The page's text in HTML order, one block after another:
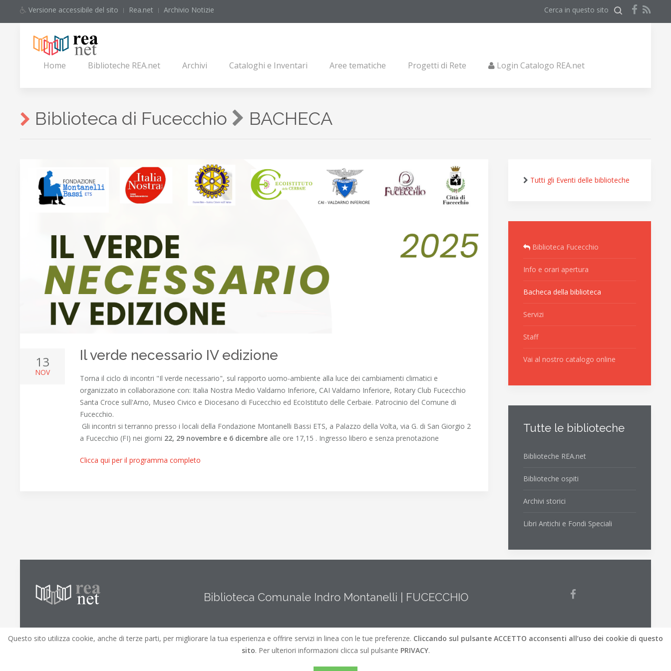
Versione accessibile del sito Rea.net Archivio Notizie Cerca in questo sito
Home Biblioteche REA.net Archivi Cataloghi e Inventari Aree tematiche Progetti di Rete Login Catalogo REA.net
Biblioteca di Fucecchio BACHECA
13
NOV
Il verde necessario IV edizione
Torna il ciclo di incontri "Il verde necessario", sul rapporto uomo-ambiente alla luce dei cambiamenti climatici e
organizzato in collaborazione con: Italia Nostra Medio Valdarno Inferiore, CAI Valdarno Inferiore, Rotary Club Fucecchio
Santa Croce sull'Arno, Museo Civico e Diocesano di Fucecchio ed EcoIstituto delle Cerbaie. Patrocinio del Comune di
Fucecchio.
Gli incontri si terranno presso i locali della Fondazione Montanelli Bassi ETS, a Palazzo della Volta, via G. di San Giorgio 2
a Fucecchio (FI) nei giorni 22, 29 novembre e 6 dicembre alle ore 17,15 . Ingresso libero e senza prenotazione
Clicca qui per il programma completo
Tutti gli Eventi delle biblioteche
Biblioteca Fucecchio
Info e orari apertura
Bacheca della biblioteca
Servizi
Staff
Vai al nostro catalogo online
Tutte le biblioteche
Biblioteche REA.net
Biblioteche ospiti
Archivi storici
Libri Antichi e Fondi Speciali
Biblioteca Comunale Indro Montanelli | FUCECCHIO
Questo sito utilizza cookie, anche di terze parti, per migliorare la tua esperienza e offrire servizi in linea con le tue preferenze. Cliccando sul pulsante ACCETTO acconsenti all’uso dei cookie di questo
sito. Per ulteriori informazioni clicca sul pulsante PRIVACY.